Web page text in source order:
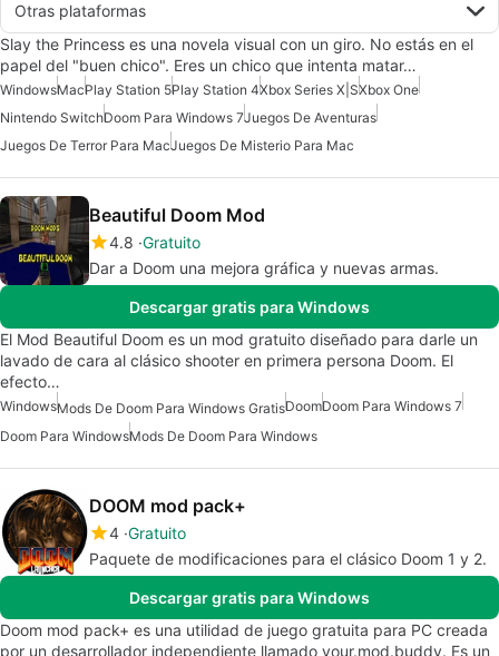
Otras plataformas
Slay the Princess es una novela visual con un giro. No estás en el
papel del "buen chico". Eres un chico que intenta matar…
WindowsMacPlay Station 5Play Station 4Xbox Series X|SXbox One
Nintendo SwitchDoom Para Windows 7Juegos De Aventuras
Juegos De Terror Para MacJuegos De Misterio Para Mac
Beautiful Doom Mod
4.8 Gratuito
Dar a Doom una mejora gráfica y nuevas armas.
Descargar gratis para Windows
El Mod Beautiful Doom es un mod gratuito diseñado para darle un
lavado de cara al clásico shooter en primera persona Doom. El
efecto…
WindowsMods De Doom Para Windows GratisDoomDoom Para Windows 7
Doom Para WindowsMods De Doom Para Windows
DOOM mod pack+
4 Gratuito
Paquete de modificaciones para el clásico Doom 1 y 2.
Descargar gratis para Windows
Doom mod pack+ es una utilidad de juego gratuita para PC creada
por un desarrollador independiente llamado your.mod.buddy. Es un